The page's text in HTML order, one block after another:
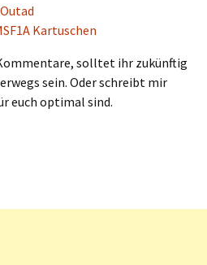
Kartuschen
solltet ihr zukünftig
sein. Oder schreibt mir
euch optimal sind.